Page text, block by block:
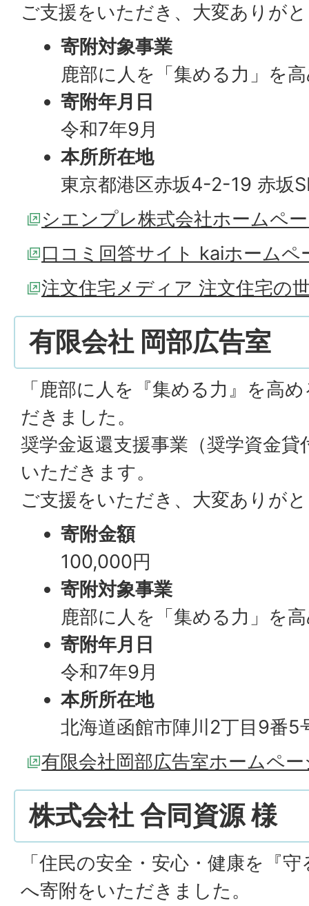
ご支援をいただき、大変ありが
寄附対象事業
鹿部に人を「集める力」を
寄附年月日
令和7年9月
本所所在地
東京都港区赤坂4-2-19 赤坂
シエンプレ株式会社ホームペ
口コミ回答サイト kaiホームペ
注文住宅メディア 注文住宅の
有限会社 岡部広告室
「鹿部に人を『集める力』を高
だきました。
奨学金返還支援事業（奨学資金
いただきます。
ご支援をいただき、大変ありが
寄附金額
100,000円
寄附対象事業
鹿部に人を「集める力」を
寄附年月日
令和7年9月
本所所在地
北海道函館市陣川2丁目9番5
有限会社岡部広告室ホームペ
株式会社 合同資源 様
「住民の安全・安心・健康を『
へ寄附をいただきました。